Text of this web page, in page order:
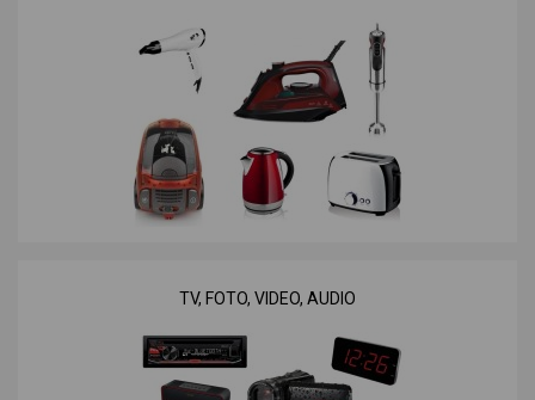
TV, FOTO, VIDEO, AUDIO